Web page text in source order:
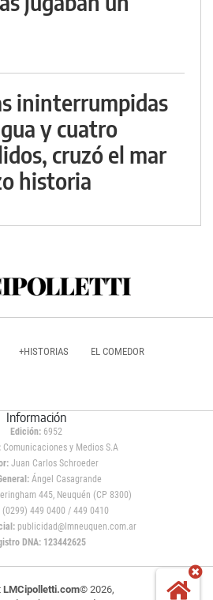
ininterrumpidas
y cuatro
cruzó el mar
historia
+HISTORIAS EL COMEDOR
Información
Edición: 6952
Comunicaciones y Medios S.A
Juan Carlos Schroeder
Ángel Casagrande
445, Neuquén (CP 8300)
(0299) 449 0400 / 449 0410
publicidad@lmneuquen.com.ar
DNA: 123442625
LMCipolletti.com© 2026,